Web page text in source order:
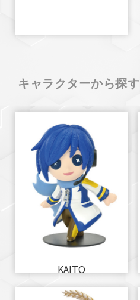
キャラクターから探す
KAITO